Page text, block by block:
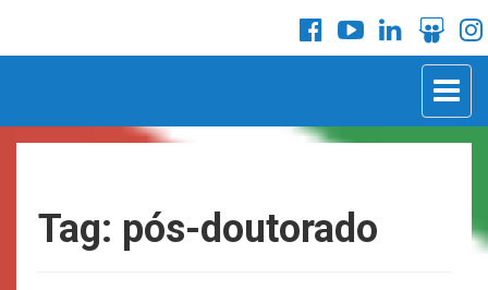
Toggle
Tag: pós-doutorado